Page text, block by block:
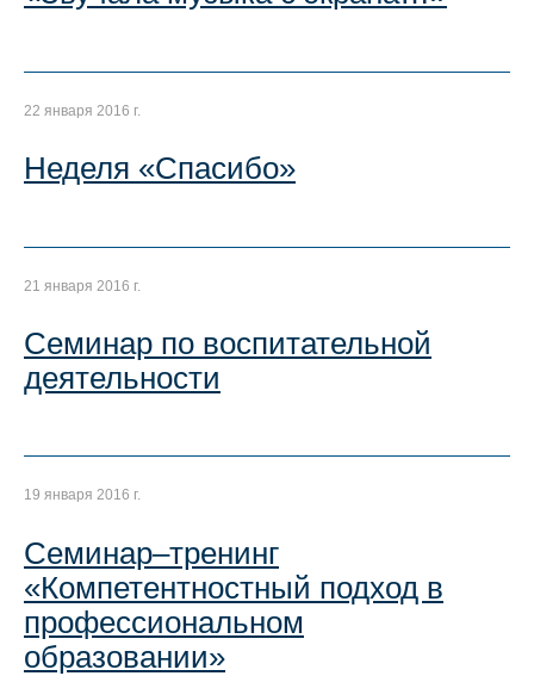
22 января 2016 г.
Неделя «Спасибо»
21 января 2016 г.
Семинар по воспитательной
деятельности
19 января 2016 г.
Семинар–тренинг
«Компетентностный подход в
профессиональном
образовании»